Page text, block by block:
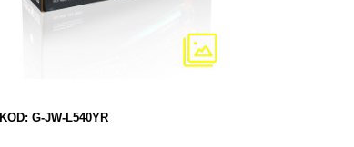
KOD: G-JW-L540YR